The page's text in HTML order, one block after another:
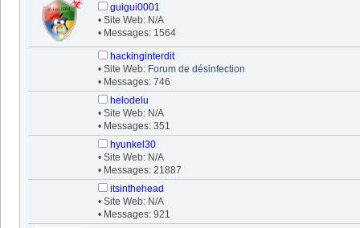
guigui0001
• Site Web: N/A
• Messages: 1564
hackinginterdit
• Site Web: Forum de désinfection
• Messages: 746
helodelu
• Site Web: N/A
• Messages: 351
hyunkel30
• Site Web: N/A
• Messages: 21887
itsinthehead
• Site Web: N/A
• Messages: 921